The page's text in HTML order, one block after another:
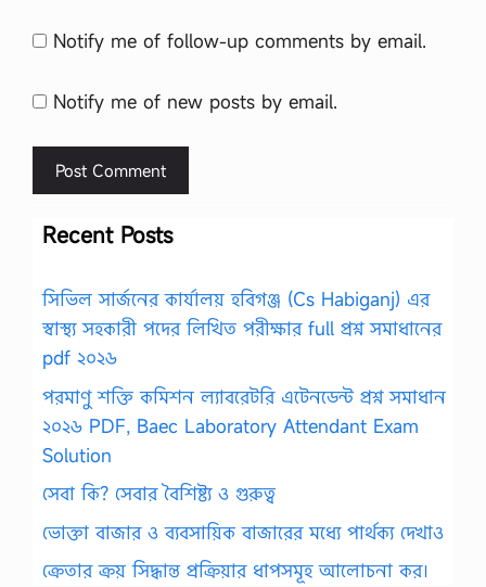
Notify me of follow-up comments by email.
Notify me of new posts by email.
Recent Posts
সিভিল সার্জনের কার্যালয় হবিগঞ্জ (Cs Habiganj) এর
স্বাস্থ্য সহকারী পদের লিখিত পরীক্ষার full প্রশ্ন সমাধানের
pdf ২০২৬
পরমাণু শক্তি কমিশন ল্যাবরেটরি এটেনডেন্ট প্রশ্ন সমাধান
২০২৬ PDF, Baec Laboratory Attendant Exam
Solution
সেবা কি? সেবার বৈশিষ্ট্য ও গুরুত্ব
ভোক্তা বাজার ও ব্যবসায়িক বাজারের মধ্যে পার্থক্য দেখাও
ক্রেতার ক্রয় সিদ্ধান্ত প্রক্রিয়ার ধাপসমূহ আলোচনা কর।